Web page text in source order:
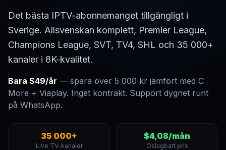
Det bästa IPTV-abonnemanget tillgängligt i
Sverige. Allsvenskan komplett, Premier League,
Champions League, SVT, TV4, SHL och 35 000+
kanaler i 8K-kvalitet.
Bara $49/år — spara över 5 000 kr jämfört med C
More + Viaplay. Inget kontrakt. Support dygnet runt
på WhatsApp.
35 000+
Live TV-kanaler
$4,08/mån
Oslagbart pris